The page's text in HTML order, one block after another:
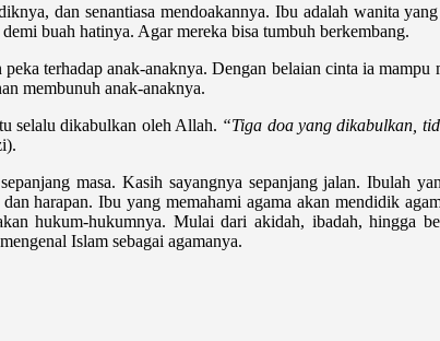
dan senantiasa mendoakannya. Ibu adalah wanita
buah hatinya. Agar mereka bisa tumbuh berkembang.
terhadap anak-anaknya. Dengan belaian cinta ia
membunuh anak-anaknya.
selalu dikabulkan oleh Allah. “Tiga doa yang dikabulkan,
masa. Kasih sayangnya sepanjang jalan. Ibulah
harapan. Ibu yang memahami agama akan mendidik
hukum-hukumnya. Mulai dari akidah, ibadah, hingga
Islam sebagai agamanya.